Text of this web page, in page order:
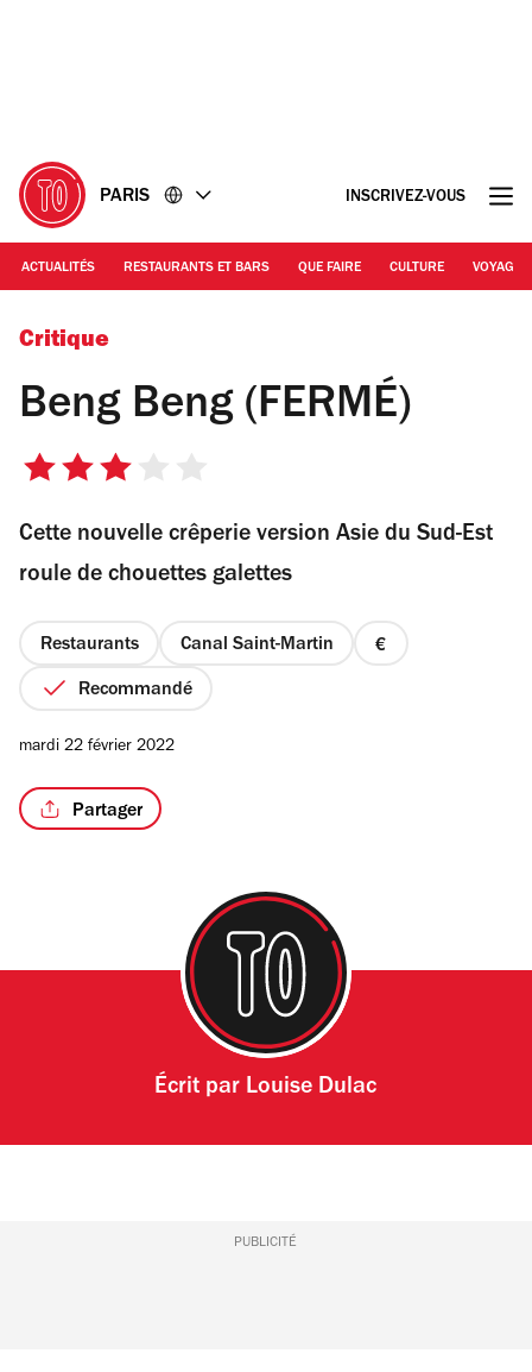
PARIS INSCRIVEZ-VOUS
ACTUALITÉS RESTAURANTS ET BARS QUE FAIRE CULTURE VOYAGE
Beng Beng
Critique
Beng Beng (FERMÉ)
3
5
étoiles
Cette nouvelle crêperie version Asie du Sud-Est
roule de chouettes galettes
Restaurants Canal Saint-Martin
prix
Recommandé
mardi 22 février 2022
Partager
Écrit par Louise Dulac
PUBLICITÉ